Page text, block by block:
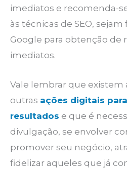
imediatos e recomenda-
às técnicas de SEO,
Google para obtenção de
imediatos.
Vale lembrar que existem
outras ações digitais
resultados e que é
divulgação, se envolver
promover seu negócio,
fidelizar aqueles que já